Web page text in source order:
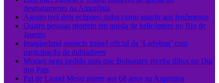
desmatamento na Amazônia
Agosto terá dois eclipses; saiba como assistir aos fenômenos
Quatro pessoas morrem em queda de helicóptero no Rio de
Janeiro
Imagineland anuncia painel oficial da ‘Ladybug’ com
participação de dubladores
Moraes nega pedido para que Bolsonaro receba filhos no Dia
dos Pais
Pai de Lionel Messi morre aos 68 anos na Argentina